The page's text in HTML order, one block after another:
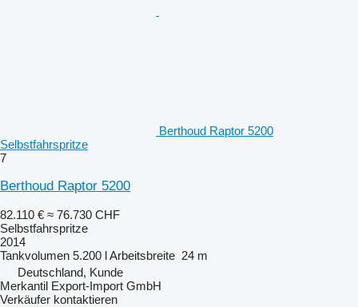
Berthoud Raptor 5200
Selbstfahrspritze
7
Berthoud Raptor 5200
82.110 € ≈ 76.730 CHF
Selbstfahrspritze
2014
Tankvolumen 5.200 lArbeitsbreite 24 m
Deutschland, Kunde
Merkantil Export-Import GmbH
Verkäufer kontaktieren